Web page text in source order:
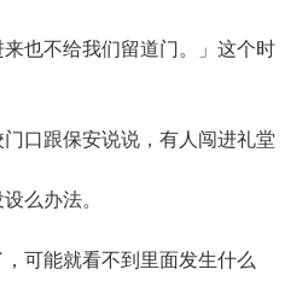
也不给我们留道门。」这个时
跟保安说说，有人闯进礼堂
么办法。
能就看不到里面发生什么